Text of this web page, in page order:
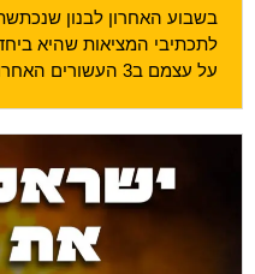
בשבוע האחרון לבנון
לתכתיבי המציאות שהיא
על עצמם ב3 העשורים האחרונים.